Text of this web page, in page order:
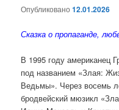
Опубликовано12.01.2026
Сказка о пропаганде,
В 1995 году американец
под названием «Злая:
Ведьмы». Через восемь
бродвейский мюзикл